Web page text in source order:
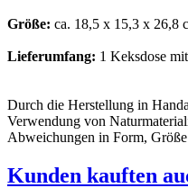
Größe: ca. 18,5 x 15,3 x 26,8
Lieferumfang: 1 Keksdose
Durch die Herstellung in
Verwendung von
Abweichungen in Form,
Kunden kauften